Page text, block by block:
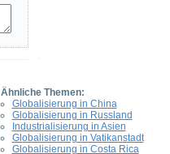
Ähnliche Themen:
Globalisierung in China
Globalisierung in Russland
Industrialisierung in Asien
Globalisierung in Vatikanstadt
Globalisierung in Costa Rica